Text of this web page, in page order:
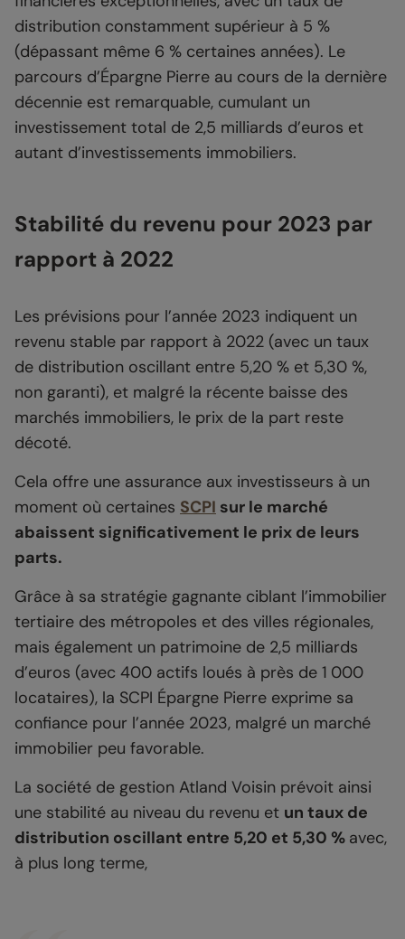
distribution constamment supérieur à 5 %
(dépassant même 6 % certaines années). Le
parcours d’Épargne Pierre au cours de la dernière
décennie est remarquable, cumulant un
investissement total de 2,5 milliards d’euros et
autant d’investissements immobiliers.
Stabilité du revenu pour 2023 par
rapport à 2022
Les prévisions pour l’année 2023 indiquent un
revenu stable par rapport à 2022 (avec un taux
de distribution oscillant entre 5,20 % et 5,30 %,
non garanti), et malgré la récente baisse des
marchés immobiliers, le prix de la part reste
décoté.
Cela offre une assurance aux investisseurs à un
moment où certaines SCPI sur le marché
abaissent significativement le prix de leurs
parts.
Grâce à sa stratégie gagnante ciblant l’immobilier
tertiaire des métropoles et des villes régionales,
mais également un patrimoine de 2,5 milliards
d’euros (avec 400 actifs loués à près de 1 000
locataires), la SCPI Épargne Pierre exprime sa
confiance pour l’année 2023, malgré un marché
immobilier peu favorable.
La société de gestion Atland Voisin prévoit ainsi
une stabilité au niveau du revenu et un taux de
distribution oscillant entre 5,20 et 5,30 % avec,
à plus long terme,